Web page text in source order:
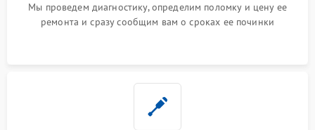
Мы проведем диагностику, определим поломку и цену ее
ремонта и сразу сообщим вам о сроках ее починки